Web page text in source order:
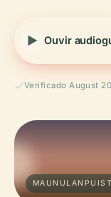
Ouvir
Verificado August